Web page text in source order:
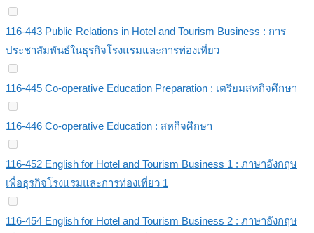
116-443 Public Relations in Hotel and Tourism Business : การ
ประชาสัมพันธ์ในธุรกิจโรงแรมและการท่องเที่ยว
116-445 Co-operative Education Preparation : เตรียมสหกิจศึกษา
116-446 Co-operative Education : สหกิจศึกษา
116-452 English for Hotel and Tourism Business 1 : ภาษาอังกฤษ
เพื่อธุรกิจโรงแรมและการท่องเที่ยว 1
116-454 English for Hotel and Tourism Business 2 : ภาษาอังกฤษ